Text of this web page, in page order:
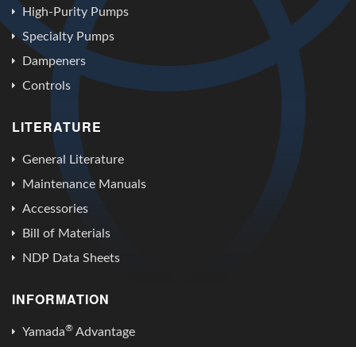
High-Purity Pumps
Specialty Pumps
Dampeners
Controls
LITERATURE
General Literature
Maintenance Manuals
Accessories
Bill of Materials
NDP Data Sheets
INFORMATION
Yamada® Advantage